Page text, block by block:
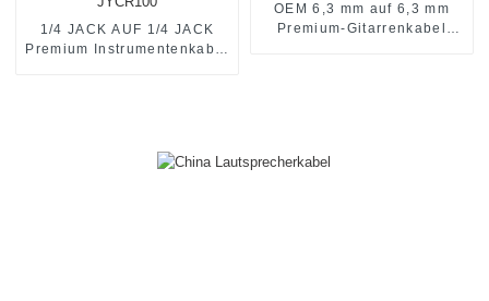
1/4 JACK AUF 1/4 JACK
Premium Instrumentenkabel
OEM 6,3 mm auf 6,3 mm
Premium-Gitarrenkabel